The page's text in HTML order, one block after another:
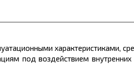
характеристиками,
под воздействием внутренних